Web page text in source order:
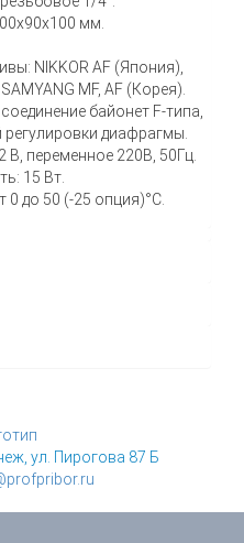
мм.
NIKKOR AF (Япония),
MF, AF (Корея).
байонет F-типа,
диафрагмы.
В, переменное 220В, 50Гц.
15 Вт.
до 50 (-25 опция)°C.
ул. Пирогова 87 Б